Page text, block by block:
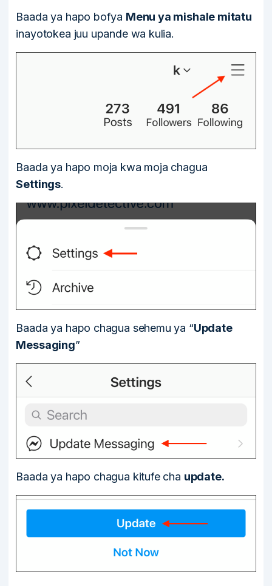
Baada ya hapo bofya Menu ya mishale mitatu
inayotokea juu upande wa kulia.
Baada ya hapo moja kwa moja chagua
Settings.
Baada ya hapo chagua sehemu ya “Update
Messaging”
Baada ya hapo chagua kitufe cha update.